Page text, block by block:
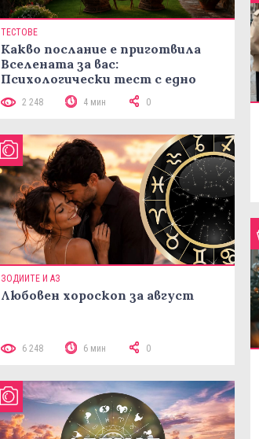
ТЕСТОВЕ
Какво послание е приготвила
Вселената за вас:
Психологически тест с едно
2 248 4 мин 0
ЗОДИИТЕ И АЗ
Любовен хороскоп за август
6 248 6 мин 0